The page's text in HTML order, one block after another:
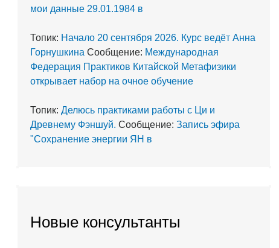
мои данные 29.01.1984 в
Топик: Начало 20 сентября 2026. Курс ведёт Анна
Горнушкина Сообщение: Международная
Федерация Практиков Китайской Метафизики
открывает набор на очное обучение
Топик: Делюсь практиками работы с Ци и
Древнему Фэншуй. Сообщение: Запись эфира
"Сохранение энергии ЯН в
Новые консультанты